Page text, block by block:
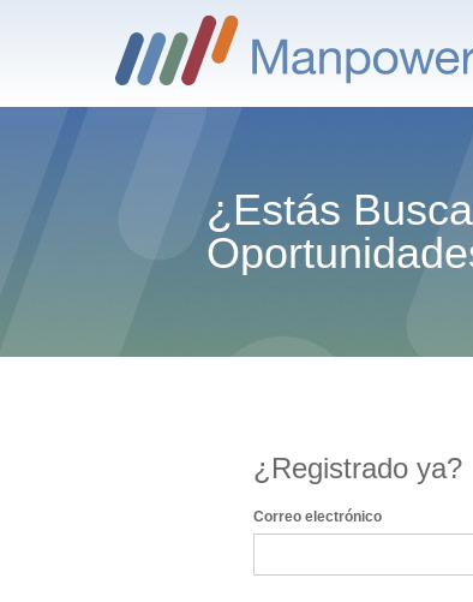
¿Estás
¿Registrado ya?
Inicio de sesión: usuario y
Correo electrónico